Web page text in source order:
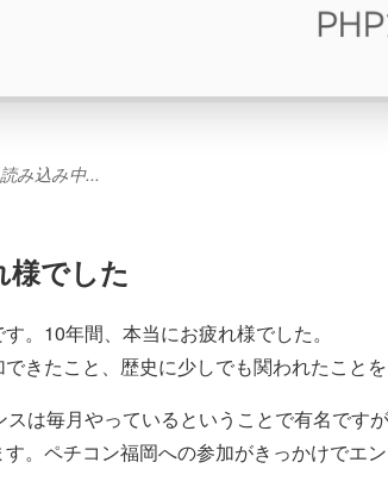
み込み中...
様でした
。10年間、本当にお疲れ様でした。
きたこと、歴史に少しでも関われたことを
は毎月やっているということで有名です
。ペチコン福岡への参加がきっかけでエ